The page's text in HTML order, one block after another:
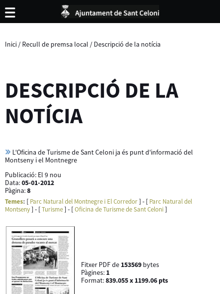
Inici / Recull de premsa local / Descripció de la notícia
DESCRIPCIÓ DE LA
NOTÍCIA
L'Oficina de Turisme de Sant Celoni ja és punt d'informació del
Montseny i el Montnegre
Publicació: El 9 nou
Data:05-01-2012
Pàgina:8
Temes: [ Parc Natural del Montnegre i El Corredor] - [ Parc Natural del
Montseny] - [Turisme] - [Oficina de Turisme de Sant Celoni]
Fitxer PDF de 153569 bytes
Pàgines: 1
Format:839.055 x 1199.06 pts